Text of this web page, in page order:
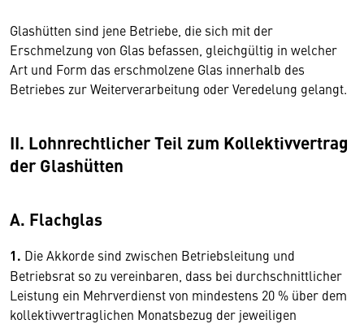
Glashütten sind jene Betriebe, die sich mit der
Erschmelzung von Glas befassen, gleichgültig in welcher
Art und Form das erschmolzene Glas innerhalb des
Betriebes zur Weiterverarbeitung oder Veredelung gelangt.
II. Lohnrechtlicher Teil zum Kollektivvertrag
der Glashütten
A. Flachglas
1. Die Akkorde sind zwischen Betriebsleitung und
Betriebsrat so zu vereinbaren, dass bei durchschnittlicher
Leistung ein Mehrverdienst von mindestens 20 % über dem
kollektivvertraglichen Monatsbezug der jeweiligen